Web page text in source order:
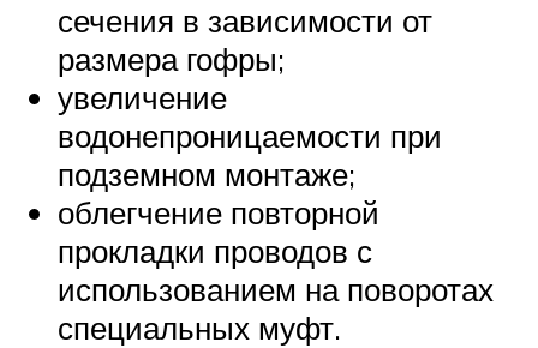
сечения в зависимости от
размера гофры;
увеличение
водонепроницаемости при
подземном монтаже;
облегчение повторной
прокладки проводов с
использованием на поворотах
специальных муфт.